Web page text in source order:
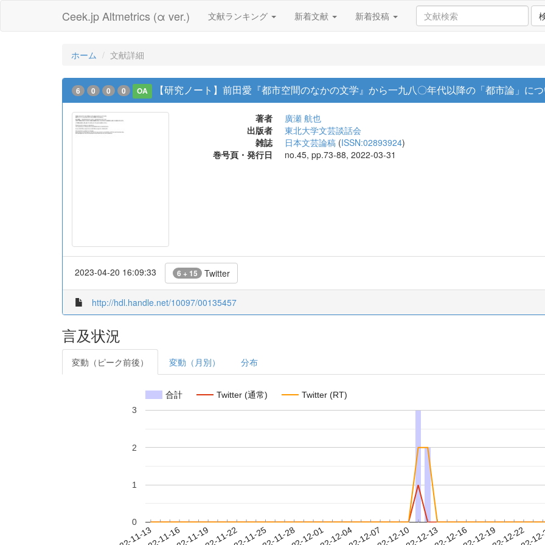
Ceek.jp Altmetrics (α ver.) 文献ランキング 新着文献 新着投稿
ホーム 文献詳細
6 0 0 0 OA 【研究ノート】前田愛『都市空間のなかの文学』から一九八〇年代以降の「都市論」に
著者
廣瀬 航也
出版者
東北大学文芸談話会
雑誌
日本文芸論稿 (ISSN:02893924)
巻号頁・発行日
no.45, pp.73-88, 2022-03-31
2023-04-20 16:09:33 6 + 15 Twitter
http://hdl.handle.net/10097/00135457
言及状況
変動（ピーク前後） 変動（月別） 分布
合計 Twitter (通常) Twitter (RT)
0
1
2
3